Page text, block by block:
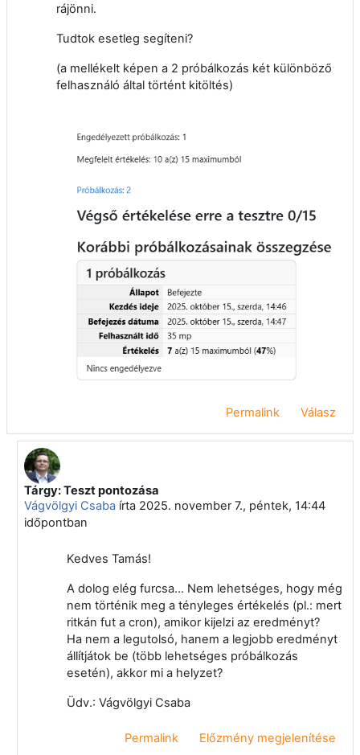
rájönni.
Tudtok esetleg segíteni?
(a mellékelt képen a 2 próbálkozás két különböző
felhasználó által történt kitöltés)
Permalink Válasz
Válasz erre: Tamás Tamás
Tárgy: Teszt pontozása
Vágvölgyi Csabaírta 2025. november 7., péntek, 14:44
időpontban
Kedves Tamás!
A dolog elég furcsa... Nem lehetséges, hogy még
nem történik meg a tényleges értékelés (pl.: mert
ritkán fut a cron), amikor kijelzi az eredményt?
Ha nem a legutolsó, hanem a legjobb eredményt
állítjátok be (több lehetséges próbálkozás
esetén), akkor mi a helyzet?
Üdv.: Vágvölgyi Csaba
Permalink
Előzmény megjelenítése